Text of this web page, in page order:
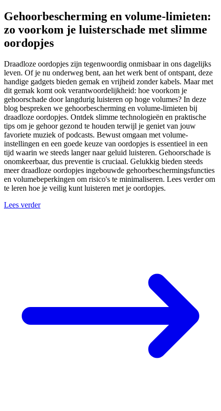
Gehoorbescherming en volume-limieten:
zo voorkom je luisterschade met slimme
oordopjes
Draadloze oordopjes zijn tegenwoordig onmisbaar in ons dagelijks
leven. Of je nu onderweg bent, aan het werk bent of ontspant, deze
handige gadgets bieden gemak en vrijheid zonder kabels. Maar met
dit gemak komt ook verantwoordelijkheid: hoe voorkom je
gehoorschade door langdurig luisteren op hoge volumes? In deze
blog bespreken we gehoorbescherming en volume-limieten bij
draadloze oordopjes. Ontdek slimme technologieën en praktische
tips om je gehoor gezond te houden terwijl je geniet van jouw
favoriete muziek of podcasts. Bewust omgaan met volume-
instellingen en een goede keuze van oordopjes is essentieel in een
tijd waarin we steeds langer naar geluid luisteren. Gehoorschade is
onomkeerbaar, dus preventie is cruciaal. Gelukkig bieden steeds
meer draadloze oordopjes ingebouwde gehoorbeschermingsfuncties
en volumebeperkingen om risico's te minimaliseren. Lees verder om
te leren hoe je veilig kunt luisteren met je oordopjes.
Lees verder